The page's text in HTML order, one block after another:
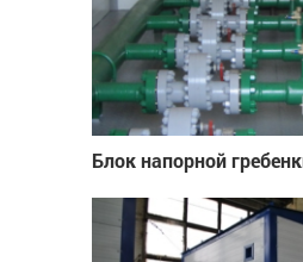
Блок напорной